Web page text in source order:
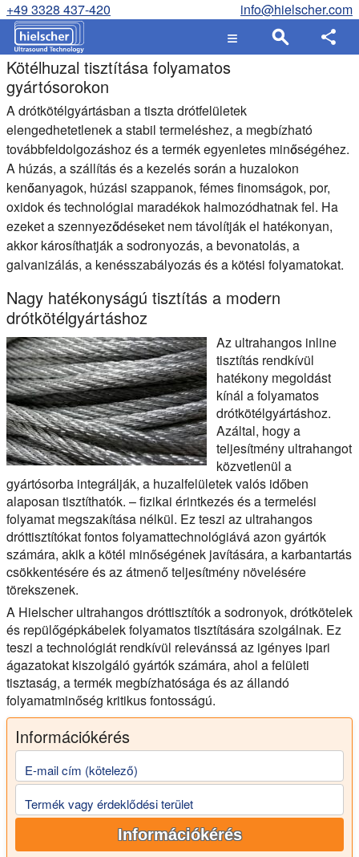
+49 3328 437-420 info@hielscher.com
Kötélhuzal tisztítása folyamatos
gyártósorokon
A drótkötélgyártásban a tiszta drótfelületek
elengedhetetlenek a stabil termeléshez, a megbízható
továbbfeldolgozáshoz és a termék egyenletes minőségéhez.
A húzás, a szállítás és a kezelés során a huzalokon
kenőanyagok, húzási szappanok, fémes finomságok, por,
oxidok és technológiai maradékok halmozódhatnak fel. Ha
ezeket a szennyeződéseket nem távolítják el hatékonyan,
akkor károsíthatják a sodronyozás, a bevonatolás, a
galvanizálás, a kenésszabályozás és a kötési folyamatokat.
Nagy hatékonyságú tisztítás a modern
drótkötélgyártáshoz
Az ultrahangos inline
tisztítás rendkívül
hatékony megoldást
kínál a folyamatos
drótkötélgyártáshoz.
Azáltal, hogy a
teljesítmény ultrahangot
közvetlenül a
gyártósorba integrálják, a huzalfelületek valós időben
alaposan tisztíthatók. – fizikai érintkezés és a termelési
folyamat megszakítása nélkül. Ez teszi az ultrahangos
dróttisztítókat fontos folyamattechnológiává azon gyártók
számára, akik a kötél minőségének javítására, a karbantartás
csökkentésére és az átmenő teljesítmény növelésére
törekszenek.
A Hielscher ultrahangos dróttisztítók a sodronyok, drótkötelek
és repülőgépkábelek folyamatos tisztítására szolgálnak. Ez
teszi a technológiát rendkívül relevánssá az igényes ipari
ágazatokat kiszolgáló gyártók számára, ahol a felületi
tisztaság, a termék megbízhatósága és az állandó
folyamatminőség kritikus fontosságú.
Információkérés
E-mail cím (kötelező)
Termék vagy érdeklődési terület
Információkérés